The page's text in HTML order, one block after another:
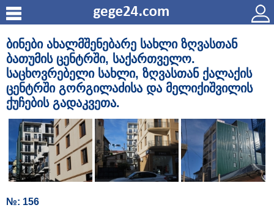
ბინები ახალმშენებარე სახლი ზღვასთან
ბათუმის ცენტრში, საქართველო.
საცხოვრებელი სახლი, ზღვასთან ქალაქის
ცენტრში გორგილაძისა და მელიქიშვილის
ქუჩების გადაკვეთა.
№: 156